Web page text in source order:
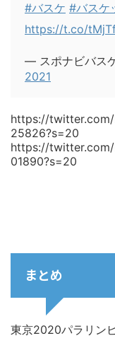
#バスケ #バスケ
https://t.co/
— スポナビバス
2021
https://
25826?s=20
https://
01890?s=20
まとめ
東京2020パラリン